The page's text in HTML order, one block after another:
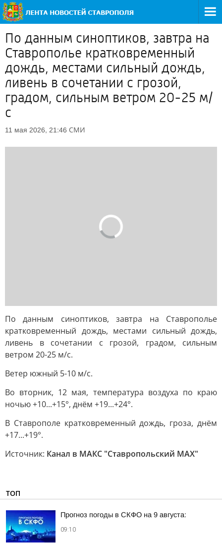
По данным синоптиков, завтра на
Ставрополье кратковременный
дождь, местами сильный дождь,
ливень в сочетании с грозой,
градом, сильным ветром 20-25 м/
с
11 мая 2026, 21:46 СМИ
По данным синоптиков, завтра на Ставрополье
кратковременный дождь, местами сильный дождь,
ливень в сочетании с грозой, градом, сильным
ветром 20-25 м/с.
Ветер южный 5-10 м/с.
Во вторник, 12 мая, температура воздуха по краю
ночью +10...+15°, днём +19...+24°.
В Ставрополе кратковременный дождь, гроза, днём
+17...+19°.
Источник: Канал в МАКС "Ставропольский MAX"
ТОП
Прогноз погоды в СКФО на 9 августа:
09:10